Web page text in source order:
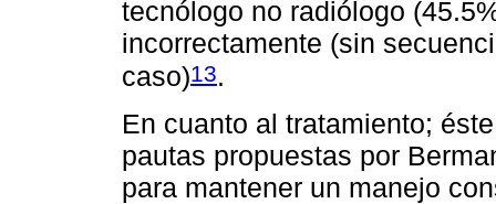
tecnólogo no radiólogo
incorrectamente (sin
caso)13.
En cuanto al tratamiento;
pautas propuestas por
para mantener un manejo